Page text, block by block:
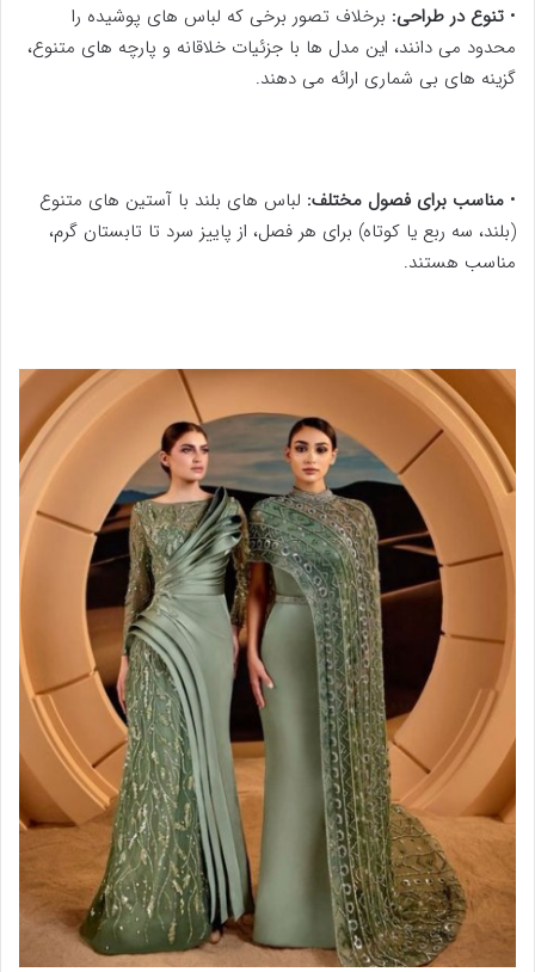
• تنوع در طراحی: برخلاف تصور برخی که لباس های پوشیده را
محدود می دانند، این مدل ها با جزئیات خلاقانه و پارچه های متنوع،
گزینه های بی شماری ارائه می دهند.
• مناسب برای فصول مختلف: لباس های بلند با آستین های متنوع
(بلند، سه ربع یا کوتاه) برای هر فصل، از پاییز سرد تا تابستان گرم،
مناسب هستند.